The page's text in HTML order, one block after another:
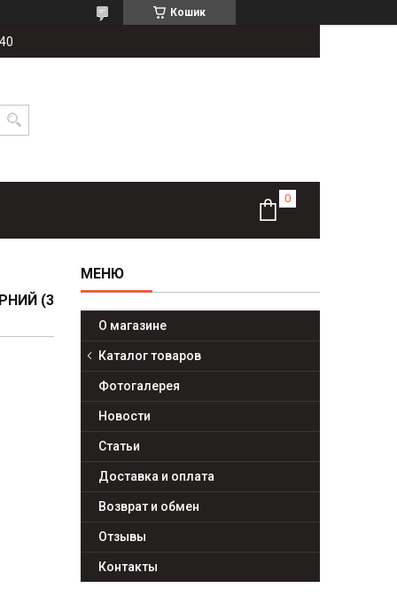
Кошик
(3
О магазине
Каталог товаров
Фотогалерея
Новости
Статьи
Доставка и оплата
Возврат и обмен
Отзывы
Контакты